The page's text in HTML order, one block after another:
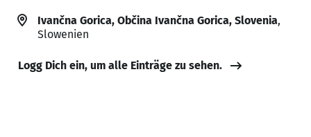
Ivančna Gorica, Občina Ivančna Gorica, Slovenia,
Slowenien
Logg Dich ein, um alle Einträge zu sehen.